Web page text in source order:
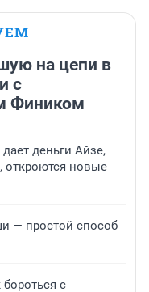
на цепи в
с
Фиником
деньги Айзе,
откроются новые
— простой способ
с